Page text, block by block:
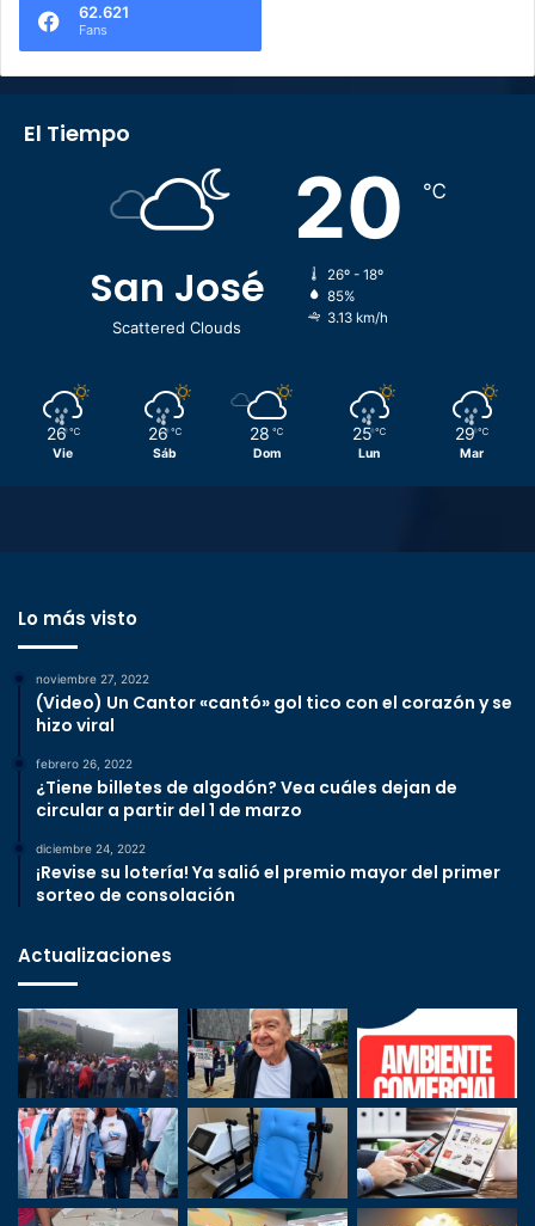
62.621
Fans
El Tiempo
San José
Scattered Clouds
20 ℃
26º - 18º
85%
3.13 km/h
26 ℃
Vie
26 ℃
Sáb
28 ℃
Dom
25 ℃
Lun
29 ℃
Mar
Lo más visto
noviembre 27, 2022
(Video) Un Cantor «cantó» gol tico con el corazón y se
hizo viral
febrero 26, 2022
¿Tiene billetes de algodón? Vea cuáles dejan de
circular a partir del 1 de marzo
diciembre 24, 2022
¡Revise su lotería! Ya salió el premio mayor del primer
sorteo de consolación
Actualizaciones